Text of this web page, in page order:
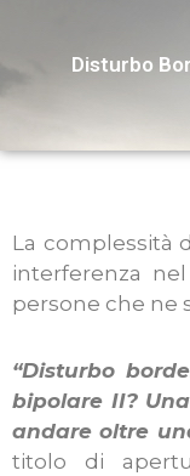
Disturbo
La complessità
interferenza
persone che ne
“Disturbo
bipolare II?
andare oltre
titolo di